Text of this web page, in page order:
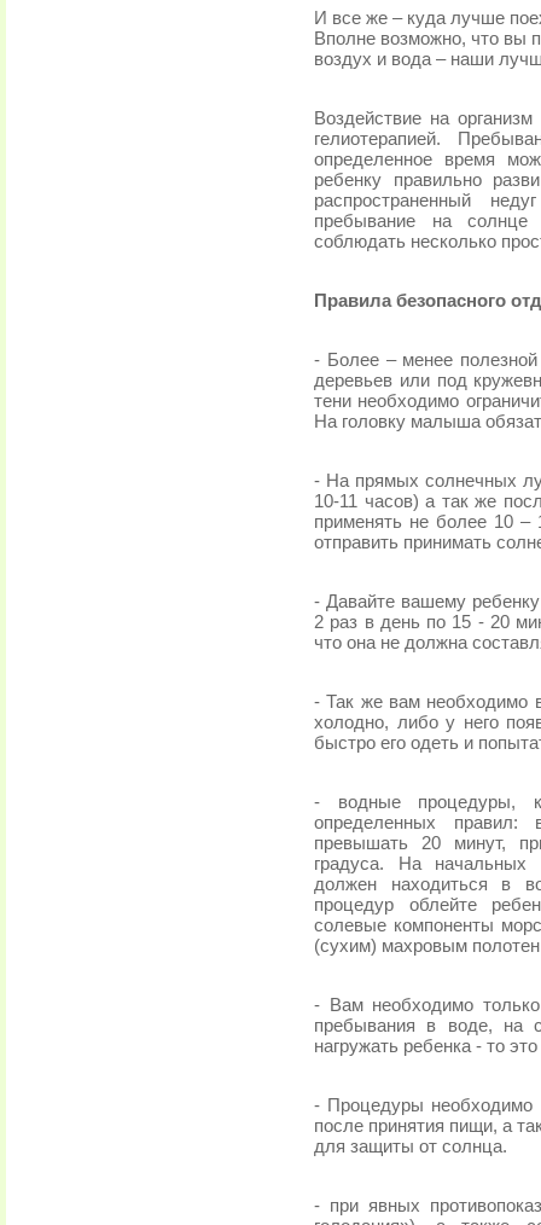
И все же – куда лучше
Вполне возможно, что вы
воздух и вода – наши
Воздействие на
гелиотерапией.
определенное время
ребенку правильно
распространенный
пребывание на солнце
соблюдать несколько
Правила безопасного
- Более – менее
деревьев или под
тени необходимо
На головку малыша
- На прямых солнечных
10-11 часов) а так же
применять не более 10 –
отправить принимать
- Давайте вашему
2 раз в день по 15 - 20
что она не должна
- Так же вам необходимо
холодно, либо у него
быстро его одеть и
- водные процедуры,
определенных
превышать 20 минут,
градуса. На начальных
должен находиться в
процедур облейте
солевые компоненты
(сухим) махровым
- Вам необходимо только
пребывания в воде, на
нагружать ребенка - то
- Процедуры необходимо
после принятия пищи, а
для защиты от солнца.
- при явных